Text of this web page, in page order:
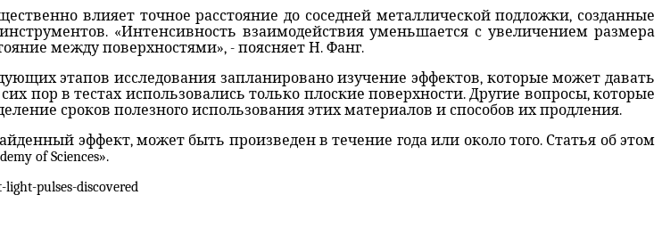
влияет точное расстояние до соседней металлической подложки, созданные
«Интенсивность взаимодействия уменьшается с увеличением размера
между поверхностями», - поясняет Н. Фанг.
этапов исследования запланировано изучение эффектов, которые может давать
пор в тестах использовались только плоские поверхности. Другие вопросы, которые
сроков полезного использования этих материалов и способов их продления.
эффект, может быть произведен в течение года или около того. Статья об этом
of Sciences».
pulses-discovered